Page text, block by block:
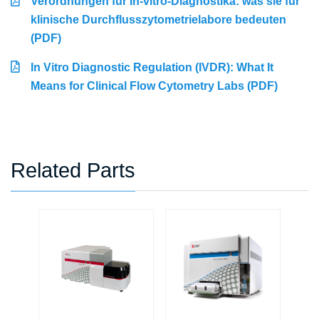
klinische Durchflusszytometrielabore bedeuten
(PDF)
In Vitro Diagnostic Regulation (IVDR): What It
Means for Clinical Flow Cytometry Labs (PDF)
Related Parts